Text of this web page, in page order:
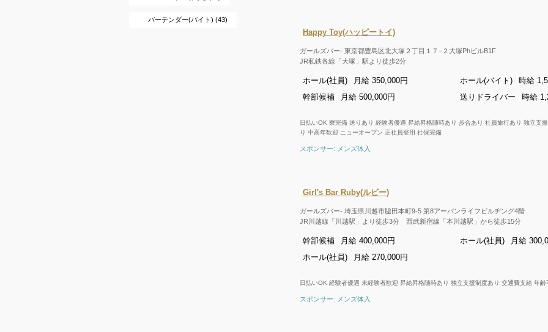
バーテンダー(バイト) (43)
Happy Toy(ハッピートイ)
ガールズバー- 東京都豊島区北大塚２丁目１７−２大塚PhビルB1F
JR私鉄各線「大塚」駅より徒歩2分
ホール(社員) 月給 350,000円 ホール(バイト)
時給
幹部候補
月給 500,000円 送りドライバー 時給
日払いOK 寮完備 送りあり 経験者優遇 昇給昇格随時あり 歩合あり 社員旅行あり 独立支
り 中高年歓迎 ニューオープン 正社員登用 社保完備
スポンサー: メンズ体入
Girl's Bar Ruby(ルビー)
ガールズバー- 埼玉県川越市脇田本町9-5 第8アーバンライフビルヂング4階
JR川越線「川越駅」より徒歩3分 西武新宿線「本川越駅」から徒歩15分
幹部候補 月給 400,000円 ホール(社員)
月給
ホール(社員)
月給 270,000円
日払いOK 経験者優遇 未経験者歓迎 昇給昇格随時あり 独立支援制度あり 交通費支給 年
スポンサー: メンズ体入